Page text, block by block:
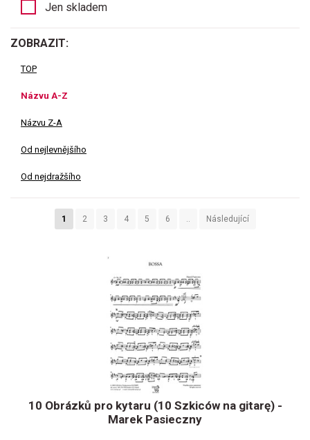
Jen skladem
ZOBRAZIT:
TOP
Názvu A-Z
Názvu Z-A
Od nejlevnějšího
Od nejdražšího
1 2 3 4 5 6 .. Následující
10 Obrázků pro kytaru (10 Szkiców na gitarę) -
Marek Pasieczny